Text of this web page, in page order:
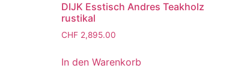
DIJK Esstisch Andres Teakholz
rustikal
CHF 2,895.00
In den Warenkorb